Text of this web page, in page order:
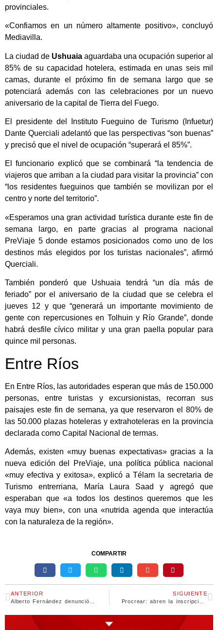
provinciales.
«Confiamos en un número altamente positivo», concluyó
Mediavilla.
La ciudad de Ushuaia aguardaba una ocupación superior al
85% de su capacidad hotelera, estimada en unas seis mil
camas, durante el próximo fin de semana largo que se
potenciará además con las celebraciones por un nuevo
aniversario de la capital de Tierra del Fuego.
El presidente del Instituto Fueguino de Turismo (Infuetur)
Dante Querciali adelantó que las perspectivas “son buenas”
y precisó que el nivel de ocupación “superará el 85%”.
El funcionario explicó que se combinará “la tendencia de
viajeros que arriban a la ciudad para visitar la provincia” con
“los residentes fueguinos que también se movilizan por el
centro y norte del territorio”.
«Esperamos una gran actividad turística durante este fin de
semana largo, en parte gracias al programa nacional
PreViaje 5 donde estamos posicionados como uno de los
destinos más elegidos por los turistas nacionales”, afirmó
Querciali.
También ponderó que Ushuaia tendrá “un día más de
feriado” por el aniversario de la ciudad que se celebra el
jueves 12 y que “generará un importante movimiento de
gente con repercusiones en Tolhuin y Río Grande”, donde
habrá desfile cívico militar y una gran paella popular para
quince mil personas.
Entre Ríos
En Entre Ríos, las autoridades esperan que más de 150.000
personas, entre turistas y excursionistas, recorran sus
paisajes este fin de semana, ya que reservaron el 80% de
las 50.000 plazas hoteleras y extrahoteleras en la provincia
declarada como Capital Nacional de termas.
Además, existen «muy buenas expectativas» gracias a la
nueva edición del PreViaje, una política pública nacional
«muy efectiva y exitosa», explicó a Télam la secretaria de
Turismo entrerriana, María Laura Saad y agregó que
esperaban que «a todos los destinos queremos que les
vaya muy bien», con una «nutrida agenda que interactúa
con la naturaleza de la región».
COMPARTIR
ANTERIOR
SIGUIENTE